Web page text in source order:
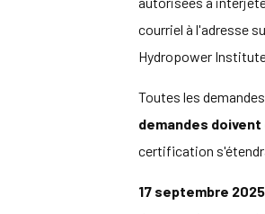
courriel à l'adresse
Hydropower
Toutes les
demandes doivent
certification
17 septembre 2025